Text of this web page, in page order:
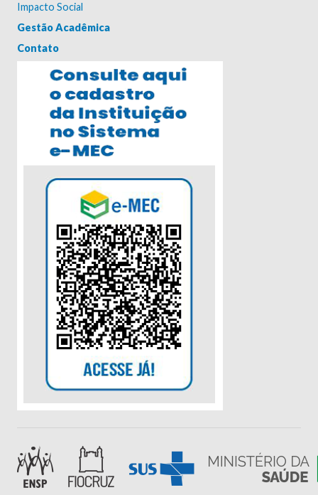
Impacto Social
Gestão Acadêmica
Contato